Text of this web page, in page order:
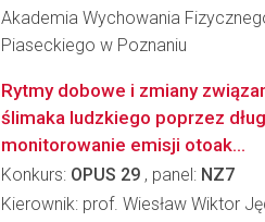
Akademia Wychowania
Piaseckiego w Poznaniu
Rytmy dobowe i zmiany
ślimaka ludzkiego poprzez
monitorowanie emisji otoak...
Konkurs: OPUS 29 , panel: NZ7
Kierownik: prof. Wiesław Wiktor